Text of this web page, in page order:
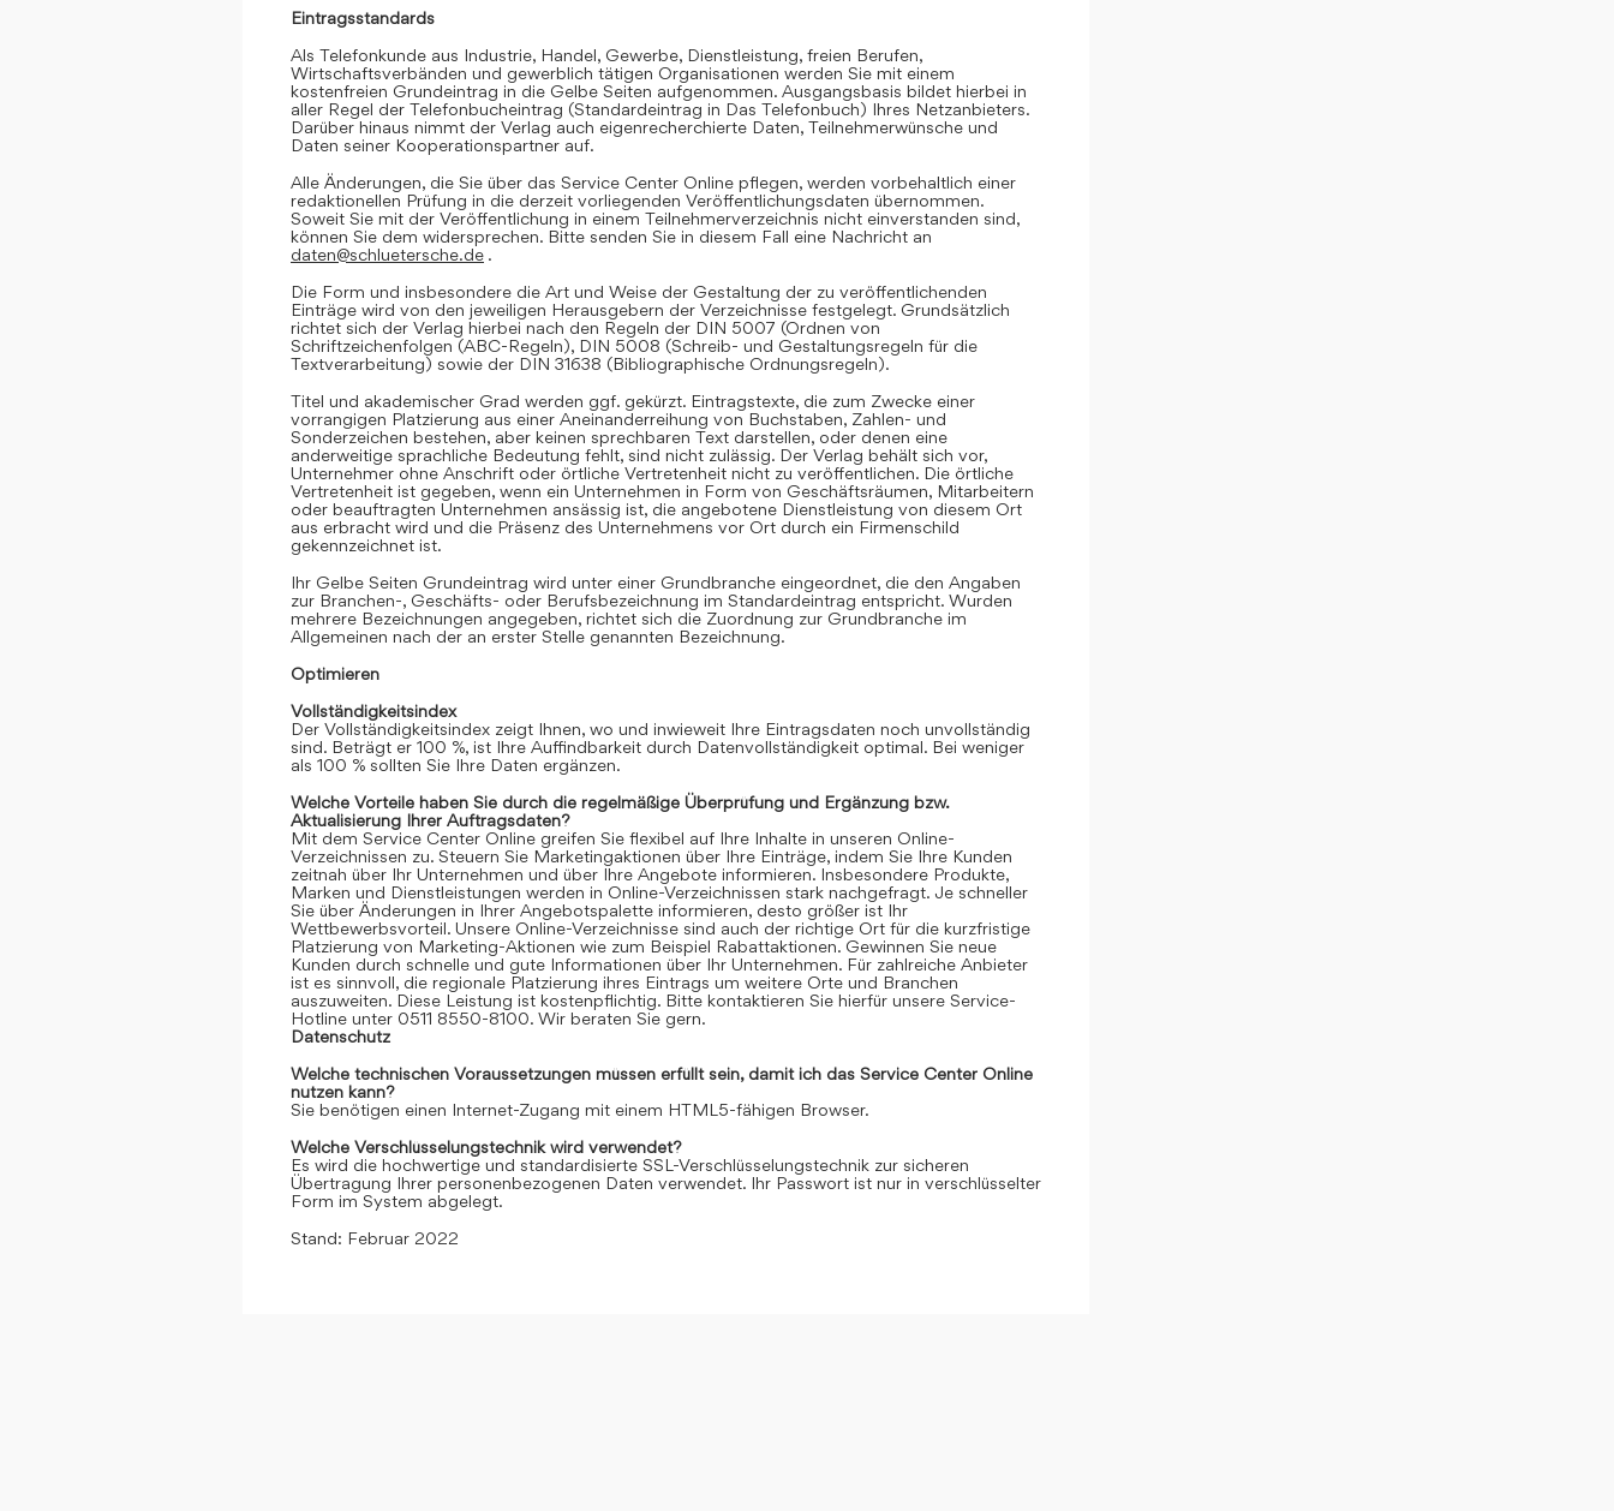
Eintragsstandards
Als Telefonkunde aus Industrie, Handel, Gewerbe, Dienstleistung, freien Berufen,
Wirtschaftsverbänden und gewerblich tätigen Organisationen werden Sie mit einem
kostenfreien Grundeintrag in die Gelbe Seiten aufgenommen. Ausgangsbasis bildet hierbei in
aller Regel der Telefonbucheintrag (Standardeintrag in Das Telefonbuch) Ihres Netzanbieters.
Darüber hinaus nimmt der Verlag auch eigenrecherchierte Daten, Teilnehmerwünsche und
Daten seiner Kooperationspartner auf.
Alle Änderungen, die Sie über das Service Center Online pflegen, werden vorbehaltlich einer
redaktionellen Prüfung in die derzeit vorliegenden Veröffentlichungsdaten übernommen.
Soweit Sie mit der Veröffentlichung in einem Teilnehmerverzeichnis nicht einverstanden sind,
können Sie dem widersprechen. Bitte senden Sie in diesem Fall eine Nachricht an
daten@schluetersche.de .
Die Form und insbesondere die Art und Weise der Gestaltung der zu veröffentlichenden
Einträge wird von den jeweiligen Herausgebern der Verzeichnisse festgelegt. Grundsätzlich
richtet sich der Verlag hierbei nach den Regeln der DIN 5007 (Ordnen von
Schriftzeichenfolgen (ABC-Regeln), DIN 5008 (Schreib- und Gestaltungsregeln für die
Textverarbeitung) sowie der DIN 31638 (Bibliographische Ordnungsregeln).
Titel und akademischer Grad werden ggf. gekürzt. Eintragstexte, die zum Zwecke einer
vorrangigen Platzierung aus einer Aneinanderreihung von Buchstaben, Zahlen- und
Sonderzeichen bestehen, aber keinen sprechbaren Text darstellen, oder denen eine
anderweitige sprachliche Bedeutung fehlt, sind nicht zulässig. Der Verlag behält sich vor,
Unternehmer ohne Anschrift oder örtliche Vertretenheit nicht zu veröffentlichen. Die örtliche
Vertretenheit ist gegeben, wenn ein Unternehmen in Form von Geschäftsräumen, Mitarbeitern
oder beauftragten Unternehmen ansässig ist, die angebotene Dienstleistung von diesem Ort
aus erbracht wird und die Präsenz des Unternehmens vor Ort durch ein Firmenschild
gekennzeichnet ist.
Ihr Gelbe Seiten Grundeintrag wird unter einer Grundbranche eingeordnet, die den Angaben
zur Branchen-, Geschäfts- oder Berufsbezeichnung im Standardeintrag entspricht. Wurden
mehrere Bezeichnungen angegeben, richtet sich die Zuordnung zur Grundbranche im
Allgemeinen nach der an erster Stelle genannten Bezeichnung.
Optimieren
Vollständigkeitsindex
Der Vollständigkeitsindex zeigt Ihnen, wo und inwieweit Ihre Eintragsdaten noch unvollständig
sind. Beträgt er 100 %, ist Ihre Auffindbarkeit durch Datenvollständigkeit optimal. Bei weniger
als 100 % sollten Sie Ihre Daten ergänzen.
Welche Vorteile haben Sie durch die regelmäßige Überprüfung und Ergänzung bzw.
Aktualisierung Ihrer Auftragsdaten?
Mit dem Service Center Online greifen Sie flexibel auf Ihre Inhalte in unseren Online-
Verzeichnissen zu. Steuern Sie Marketingaktionen über Ihre Einträge, indem Sie Ihre Kunden
zeitnah über Ihr Unternehmen und über Ihre Angebote informieren. Insbesondere Produkte,
Marken und Dienstleistungen werden in Online-Verzeichnissen stark nachgefragt. Je schneller
Sie über Änderungen in Ihrer Angebotspalette informieren, desto größer ist Ihr
Wettbewerbsvorteil. Unsere Online-Verzeichnisse sind auch der richtige Ort für die kurzfristige
Platzierung von Marketing-Aktionen wie zum Beispiel Rabattaktionen. Gewinnen Sie neue
Kunden durch schnelle und gute Informationen über Ihr Unternehmen. Für zahlreiche Anbieter
ist es sinnvoll, die regionale Platzierung ihres Eintrags um weitere Orte und Branchen
auszuweiten. Diese Leistung ist kostenpflichtig. Bitte kontaktieren Sie hierfür unsere Service-
Hotline unter 0511 8550-8100. Wir beraten Sie gern.
Datenschutz
Welche technischen Voraussetzungen müssen erfüllt sein, damit ich das Service Center Online
nutzen kann?
Sie benötigen einen Internet-Zugang mit einem HTML5-fähigen Browser.
Welche Verschlüsselungstechnik wird verwendet?
Es wird die hochwertige und standardisierte SSL-Verschlüsselungstechnik zur sicheren
Übertragung Ihrer personenbezogenen Daten verwendet. Ihr Passwort ist nur in verschlüsselter
Form im System abgelegt.
Stand: Februar 2022